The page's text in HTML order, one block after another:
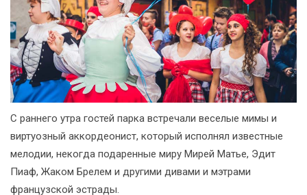
С раннего утра гостей парка встречали веселые мимы и
виртуозный аккордеонист, который исполнял известные
мелодии, некогда подаренные миру Мирей Матье, Эдит
Пиаф, Жаком Брелем и другими дивами и мэтрами
французской эстрады.